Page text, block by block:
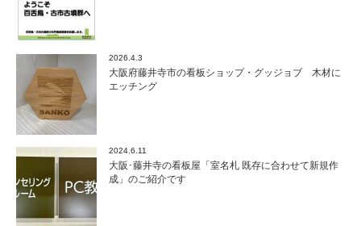
2026.4.3
大阪府藤井寺市の看板ショップ・グッジョブ 木材に
エッチング
2024.6.11
大阪･藤井寺の看板屋「室名札 既存に合わせて新規作
成」のご紹介です